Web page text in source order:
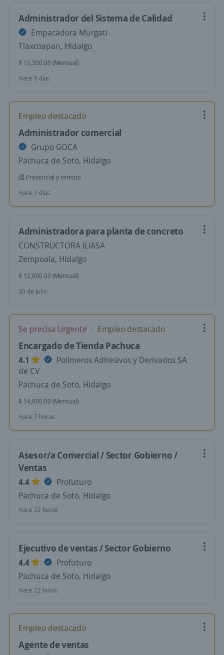
Administrador del Sistema de Calidad
Empacadora Murgati
Tlaxcoapan, Hidalgo
$ 15,300.00 (Mensual)
Hace 6 días
Empleo destacado
Administrador comercial
Grupo GOCA
Pachuca de Soto, Hidalgo
Presencial y remoto
Hace 7 días
Administradora para planta de concreto
CONSTRUCTORA ILIASA
Zempoala, Hidalgo
$ 12,000.00 (Mensual)
30 de julio
Se precisa Urgente Empleo destacado
Encargado de Tienda Pachuca
4.1
Polimeros Adhesivos y Derivados SA
de CV
Pachuca de Soto, Hidalgo
$ 14,000.00 (Mensual)
Hace 7 horas
Asesor/a Comercial / Sector Gobierno /
Ventas
4.4
Profuturo
Pachuca de Soto, Hidalgo
Hace 22 horas
Ejecutivo de ventas / Sector Gobierno
4.4
Profuturo
Pachuca de Soto, Hidalgo
Hace 22 horas
Empleo destacado
Agente de ventas